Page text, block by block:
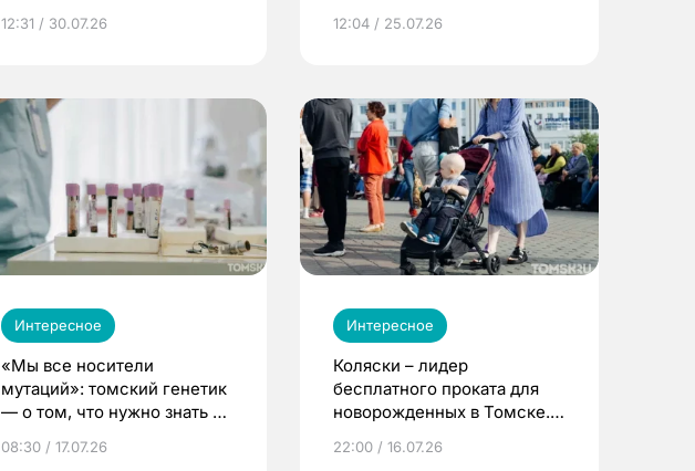
12:31 / 30.07.26 12:04 / 25.07.26
Интересное
«Мы все носители
мутаций»: томский генетик
— о том, что нужно знать до
08:30 / 17.07.26
Интересное
Коляски – лидер
бесплатного проката для
новорожденных в Томске.
22:00 / 16.07.26